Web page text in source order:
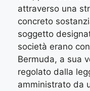
attraverso una
concreto
soggetto
società erano
Bermuda, a sua
regolato dalla
amministrato da